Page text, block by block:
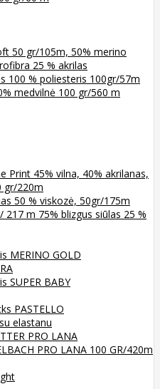
50 gr/105m, 50% merino
25 % akrilas
100 % poliesteris 100gr/57m
medvilnė 100 gr/560 m
Print 45% vilna, 40% akrilanas,
gr/220m
50 % viskozė, 50gr/175m
217 m 75% blizgus siūlas 25 %
MERINO GOLD
SUPER BABY
PASTELLO
elastanu
PRO LANA
PRO LANA 100 GR/420m